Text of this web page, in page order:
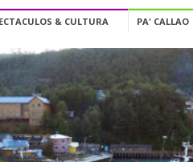
& CULTURA PA' CALLAO